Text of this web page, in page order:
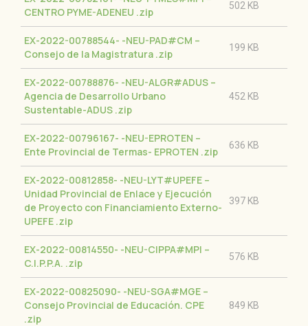
CENTRO PYME-ADENEU .zip 502 KB
EX-2022-00788544- -NEU-PAD#CM –
Consejo de la Magistratura .zip 199 KB
EX-2022-00788876- -NEU-ALGR#ADUS –
Agencia de Desarrollo Urbano
Sustentable-ADUS .zip
452 KB
EX-2022-00796167- -NEU-EPROTEN –
Ente Provincial de Termas- EPROTEN .zip 636 KB
EX-2022-00812858- -NEU-LYT#UPEFE –
Unidad Provincial de Enlace y Ejecución
de Proyecto con Financiamiento Externo-
UPEFE .zip
397 KB
EX-2022-00814550- -NEU-CIPPA#MPI –
C.I.P.P.A. .zip 576 KB
EX-2022-00825090- -NEU-SGA#MGE –
Consejo Provincial de Educación. CPE
.zip
849 KB